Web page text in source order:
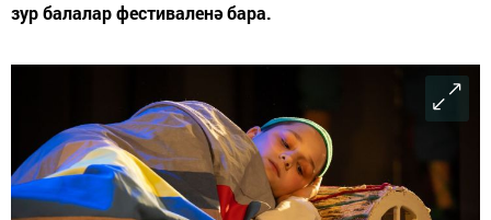
зур балалар фестиваленә бара.